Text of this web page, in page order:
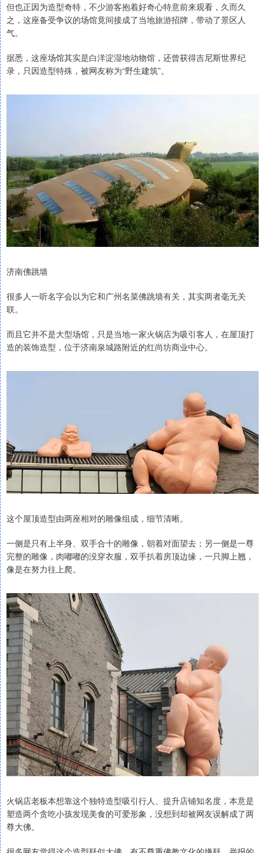
但也正因为造型奇特，不少游客抱着好奇心特意前来观看，久而久
之，这座备受争议的场馆竟间接成了当地旅游招牌，带动了景区人
气。
据悉，这座场馆其实是白洋淀湿地动物馆，还曾获得吉尼斯世界纪
录，只因造型特殊，被网友称为“野生建筑”。
济南佛跳墙
很多人一听名字会以为它和广州名菜佛跳墙有关，其实两者毫无关
联。
而且它并不是大型场馆，只是当地一家火锅店为吸引客人，在屋顶打
造的装饰造型，位于济南泉城路附近的红尚坊商业中心。
这个屋顶造型由两座相对的雕像组成，细节清晰。
一侧是只有上半身、双手合十的雕像，朝着对面望去；另一侧是一尊
完整的雕像，肉嘟嘟的没穿衣服，双手扒着房顶边缘，一只脚上翘，
像是在努力往上爬。
火锅店老板本想靠这个独特造型吸引行人、提升店铺知名度，本意是
塑造两个贪吃小孩发现美食的可爱形象，没想到却被网友误解成了两
尊大佛。